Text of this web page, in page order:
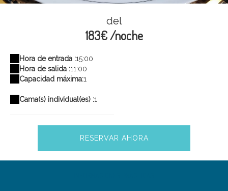
del
183€ /noche
Hora de entrada :15:00
Hora de salida :11:00
Capacidad máxima:1
Cama(s) individual(es) :1
RESERVAR AHORA